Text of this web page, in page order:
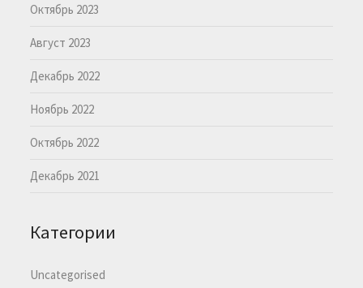
Октябрь 2023
Август 2023
Декабрь 2022
Ноябрь 2022
Октябрь 2022
Декабрь 2021
Категории
Uncategorised